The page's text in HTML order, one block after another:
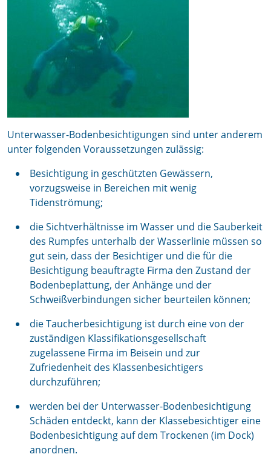
Unterwasser-Bodenbesichtigungen sind unter anderem
unter folgenden Voraussetzungen zulässig:
Besichtigung in geschützten Gewässern,
vorzugsweise in Bereichen mit wenig
Tidenströmung;
die Sichtverhältnisse im Wasser und die Sauberkeit
des Rumpfes unterhalb der Wasserlinie müssen so
gut sein, dass der Besichtiger und die für die
Besichtigung beauftragte Firma den Zustand der
Bodenbeplattung, der Anhänge und der
Schweißverbindungen sicher beurteilen können;
die Taucherbesichtigung ist durch eine von der
zuständigen Klassifikationsgesellschaft
zugelassene Firma im Beisein und zur
Zufriedenheit des Klassenbesichtigers
durchzuführen;
werden bei der Unterwasser-Bodenbesichtigung
Schäden entdeckt, kann der Klassebesichtiger eine
Bodenbesichtigung auf dem Trockenen (im Dock)
anordnen.